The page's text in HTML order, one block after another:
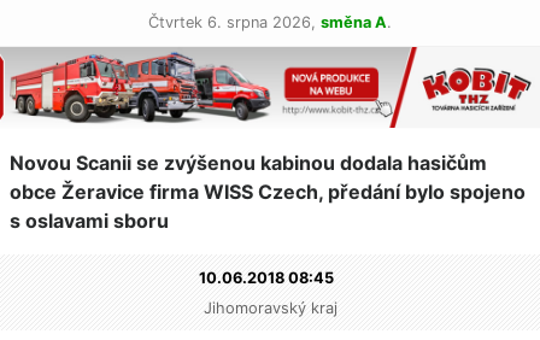
Čtvrtek 6. srpna 2026, směna A.
Novou Scanii se zvýšenou kabinou dodala hasičům
obce Žeravice firma WISS Czech, předání bylo spojeno
s oslavami sboru
10.06.2018 08:45
Jihomoravský kraj